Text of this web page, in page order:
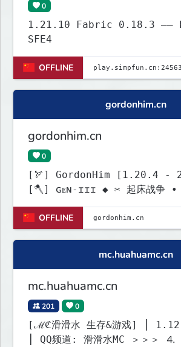
0
1.21.10 Fabric 0.18.3 ——
SFE4
OFFLINE
gordonhim.cn
gordonhim.cn
0
[🏹] GordonHim [1.20.4 -
[🪓] ɢᴇɴ-ɪɪɪ ◆ ✂ 起床战争 • 🍖 UHC决战
◆ ɢᴏʀᴅᴏɴʜɪᴍ.ᴄᴏᴍ
OFFLINE
mc.huahuamc.cn
mc.huahuamc.cn
201 0
[ℳℭ滑滑水 生存&游戏] ⎮
⎮ QQ频道: 滑滑水MC ＞＞＞ ⒋